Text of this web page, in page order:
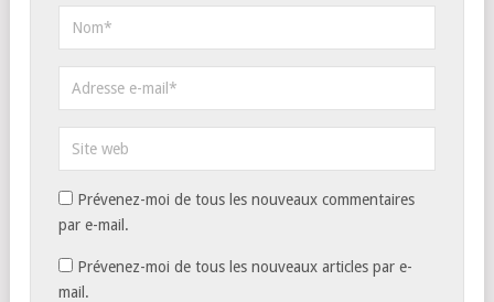
Prévenez-moi de tous les nouveaux commentaires
par e-mail.
Prévenez-moi de tous les nouveaux articles par e-
mail.